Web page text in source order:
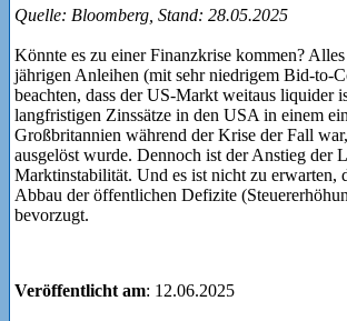
Quelle: Bloomberg, Stand: 28.05.2025
Könnte es zu einer Finanzkrise kommen?
jährigen Anleihen (mit sehr niedrigem Bid-to-
beachten, dass der US-Markt weitaus liquider
langfristigen Zinssätze in den USA in einem
Großbritannien während der Krise der Fall
ausgelöst wurde. Dennoch ist der Anstieg der
Marktinstabilität. Und es ist nicht zu erwarten,
Abbau der öffentlichen Defizite
bevorzugt.
Veröffentlicht am: 12.06.2025